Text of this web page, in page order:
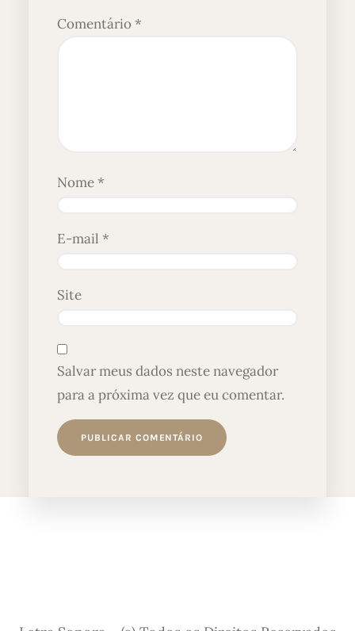
Comentário*
Nome*
E-mail *
Site
Salvar meus dados neste navegador
para a próxima vez que eu comentar.